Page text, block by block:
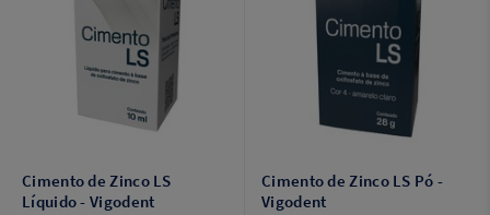
Cimento de Zinco LS
Líquido - Vigodent
Cimento de Zinco LS Pó -
Vigodent